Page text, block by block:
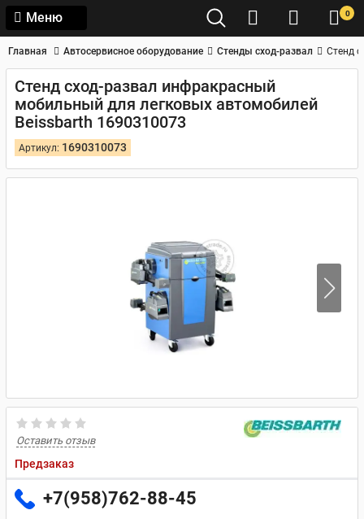
Меню 0
Главная Автосервисное оборудование Стенды сход-развал Стенд
Стенд сход-развал инфракрасный
мобильный для легковых автомобилей
Beissbarth 1690310073
Артикул: 1690310073
Оставить отзыв
Предзаказ
+7(958)762-88-45